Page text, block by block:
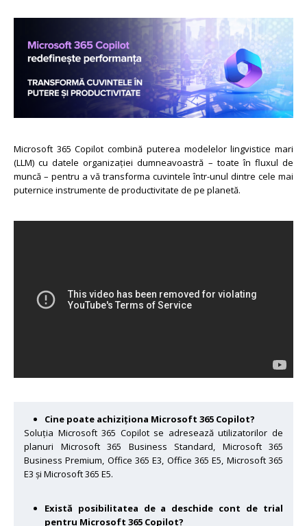
Microsoft 365 Copilot combină puterea modelelor lingvistice mari
(LLM) cu datele organizației dumneavoastră – toate în fluxul de
muncă – pentru a vă transforma cuvintele într-unul dintre cele mai
puternice instrumente de productivitate de pe planetă.
Cine poate achiziționa Microsoft 365 Copilot?
Soluția Microsoft 365 Copilot se adresează utilizatorilor de
planuri Microsoft 365 Business Standard, Microsoft 365
Business Premium, Office 365 E3, Office 365 E5, Microsoft 365
E3 și Microsoft 365 E5.
Există posibilitatea de a deschide cont de trial
pentru Microsoft 365 Copilot?